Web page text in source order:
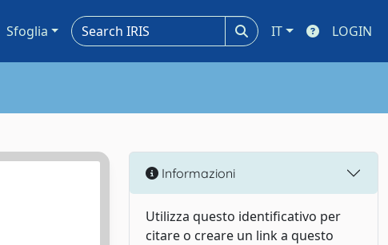
Sfoglia IT LOGIN
Informazioni
Utilizza questo identificativo per
citare o creare un link a questo